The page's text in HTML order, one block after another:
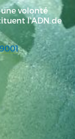
volonté
l’ADN de